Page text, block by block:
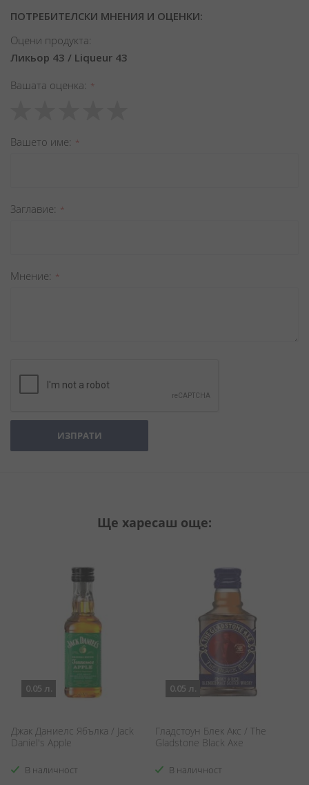
ПОТРЕБИТЕЛСКИ МНЕНИЯ И ОЦЕНКИ:
Оцени продукта:
Ликьор 43 / Liqueur 43
Вашата оценка
star
stars
stars
stars
stars
Вашето име
Заглавиe
Мнение
ИЗПРАТИ
Ще харесаш още:
0.05 л.
Джак Даниелс Ябълка / Jack
Daniel's Apple
В наличност
0.05 л.
Гладстоун Блек Акс / The
Gladstone Black Axe
В наличност